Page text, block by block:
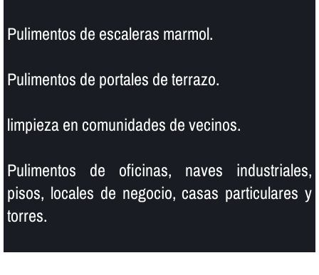
Pulimentos de escaleras marmol.
Pulimentos de portales de terrazo.
limpieza en comunidades de vecinos.
Pulimentos de oficinas, naves industriales,
pisos, locales de negocio, casas particulares y
torres.